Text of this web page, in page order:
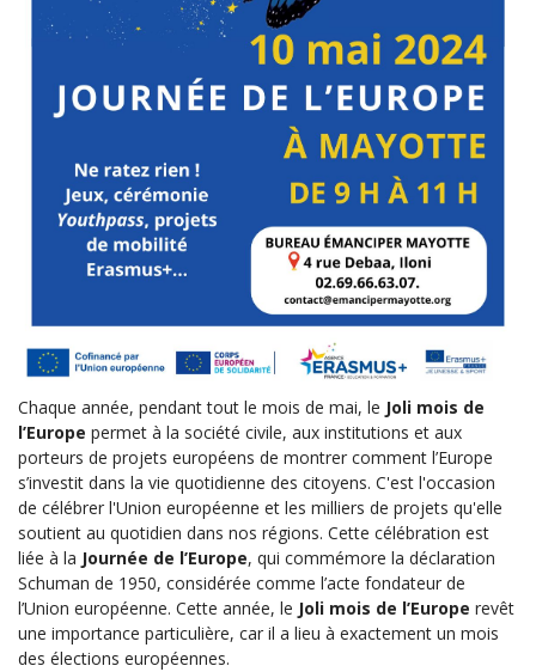
Chaque année, pendant tout le mois de mai, le Joli mois de
l’Europe permet à la société civile, aux institutions et aux
porteurs de projets européens de montrer comment l’Europe
s’investit dans la vie quotidienne des citoyens. C'est l'occasion
de célébrer l'Union européenne et les milliers de projets qu'elle
soutient au quotidien dans nos régions. Cette célébration est
liée à la Journée de l’Europe, qui commémore la déclaration
Schuman de 1950, considérée comme l’acte fondateur de
l’Union européenne. Cette année, le Joli mois de l’Europe revêt
une importance particulière, car il a lieu à exactement un mois
des élections européennes.